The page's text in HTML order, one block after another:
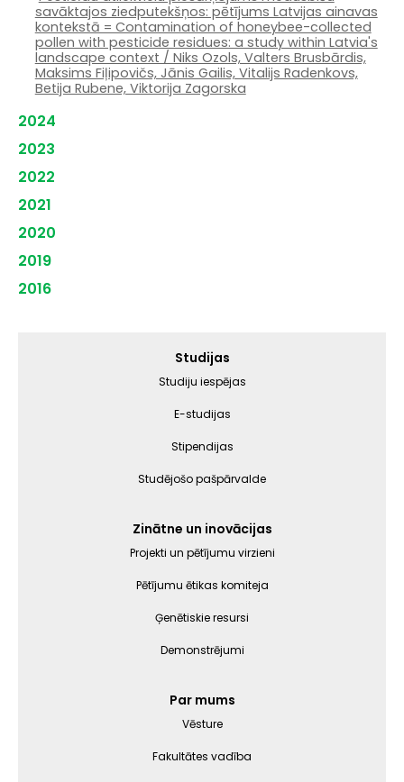
savāktajos ziedputekšņos: pētījums Latvijas ainavas
kontekstā = Contamination of honeybee-collected
pollen with pesticide residues: a study within Latvia's
landscape context / Niks Ozols, Valters Brusbārdis,
Maksims Fiļipovičs, Jānis Gailis, Vitalijs Radenkovs,
Betija Rubene, Viktorija Zagorska
2024
2023
2022
2021
2020
2019
2016
Studijas
Studiju iespējas
E-studijas
Stipendijas
Studējošo pašpārvalde
Zinātne un inovācijas
Projekti un pētījumu virzieni
Pētījumu ētikas komiteja
Ģenētiskie resursi
Demonstrējumi
Par mums
Vēsture
Fakultātes vadība